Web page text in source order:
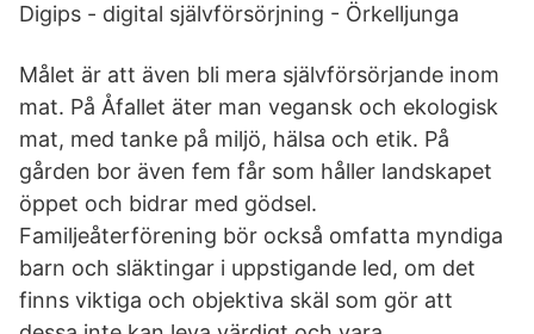
Digips - digital självförsörjning - Örkelljunga
Målet är att även bli mera självförsörjande inom
mat. På Åfallet äter man vegansk och ekologisk
mat, med tanke på miljö, hälsa och etik. På
gården bor även fem får som håller landskapet
öppet och bidrar med gödsel.
Familjeåterförening bör också omfatta myndiga
barn och släktingar i uppstigande led, om det
finns viktiga och objektiva skäl som gör att